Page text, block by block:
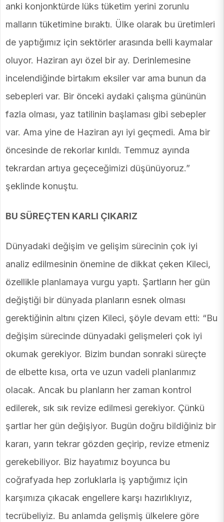
anki konjonktürde lüks tüketim yerini zorunlu
malların tüketimine bıraktı. Ülke olarak bu üretimleri
de yaptığımız için sektörler arasında belli kaymalar
oluyor. Haziran ayı özel bir ay. Derinlemesine
incelendiğinde birtakım eksiler var ama bunun da
sebepleri var. Bir önceki aydaki çalışma gününün
fazla olması, yaz tatilinin başlaması gibi sebepler
var. Ama yine de Haziran ayı iyi geçmedi. Ama bir
öncesinde de rekorlar kırıldı. Temmuz ayında
tekrardan artıya geçeceğimizi düşünüyoruz.”
şeklinde konuştu.
BU SÜREÇTEN KARLI ÇIKARIZ
Dünyadaki değişim ve gelişim sürecinin çok iyi
analiz edilmesinin önemine de dikkat çeken Kileci,
özellikle planlamaya vurgu yaptı. Şartların her gün
değiştiği bir dünyada planların esnek olması
gerektiğinin altını çizen Kileci, şöyle devam etti: “Bu
değişim sürecinde dünyadaki gelişmeleri çok iyi
okumak gerekiyor. Bizim bundan sonraki süreçte
de elbette kısa, orta ve uzun vadeli planlarımız
olacak. Ancak bu planların her zaman kontrol
edilerek, sık sık revize edilmesi gerekiyor. Çünkü
şartlar her gün değişiyor. Bugün doğru bildiğiniz bir
kararı, yarın tekrar gözden geçirip, revize etmeniz
gerekebiliyor. Biz hayatımız boyunca bu
coğrafyada hep zorluklarla iş yaptığımız için
karşımıza çıkacak engellere karşı hazırlıklıyız,
tecrübeliyiz. Bu anlamda gelişmiş ülkelere göre